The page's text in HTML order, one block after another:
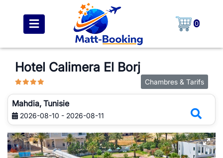
0
Hotel Calimera El Borj
Chambres & Tarifs
Mahdia, Tunisie
2026-08-10 - 2026-08-11